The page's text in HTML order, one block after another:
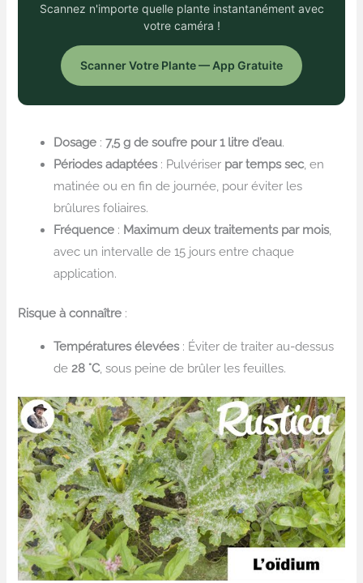
Scannez n'importe quelle plante instantanément avec
votre caméra !
Scanner Votre Plante — App Gratuite
Dosage :7,5 g de soufre pour 1 litre d’eau.
Périodes adaptées: Pulvériser par temps sec , en
matinée ou en fin de journée, pour éviter les
brûlures foliaires.
Fréquence : Maximum deux traitements par mois,
avec un intervalle de 15 jours entre chaque
application.
Risque à connaître :
Températures élevées: Éviter de traiter au-dessus
de28 °C, sous peine de brûler les feuilles.